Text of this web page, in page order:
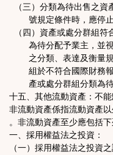
（三）分類為待出售之資
號規定條件時，應停止
（四）資產或處分群組符
為待分配予業主，並視
之分類、表達及衡量規
組於不符合國際財務報
產或處分群組分類為待
十五、其他流動資產：不
非流動資產係指流動資產
。非流動資產至少應包括下
一、採用權益法之投資：
（一）採用權益法之投資